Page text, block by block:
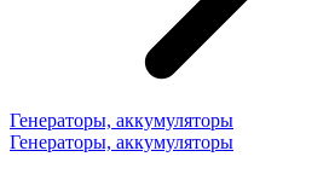
Генераторы, аккумуляторы
Генераторы, аккумуляторы